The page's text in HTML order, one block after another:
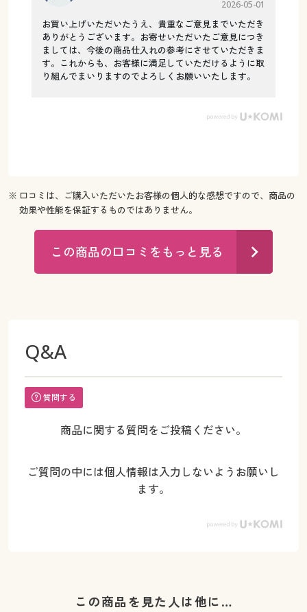
2026-05-01
お買い上げいただいたうえ、貴重なご意見までいただき
ありがとうございます。お寄せいただいたご意見につき
ましては、今後の商品仕入れの参考にさせていただきま
す。これからも、お客様に満足していただけるように取
り組んでまいりますのでよろしくお願いいたします。
※ 口コミは、ご購入いただいたお客様の個人的な感想ですので、商品の
効果や性能を保証するものではありません。
この商品の口コミをもっと見る
Q&A
質問する
商品に関する質問をご投稿ください。
ご質問の中には個人情報は入力しないようお願いし
ます。
この商品を見た人は他に…